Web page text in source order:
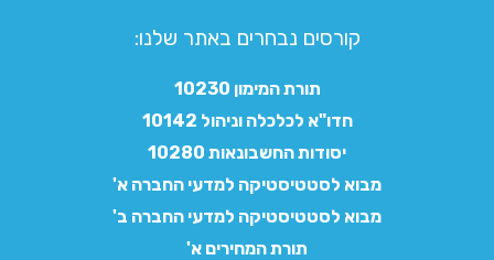
קורסים נבחרים באתר שלנו:​
תורת המימון 10230
חדו"א לכלכלה וניהול 10142
יסודות החשבונאות 10280
מבוא לסטטיסטיקה למדעי החברה א'
מבוא לסטטיסטיקה למדעי החברה ב'
תורת המחירים א'